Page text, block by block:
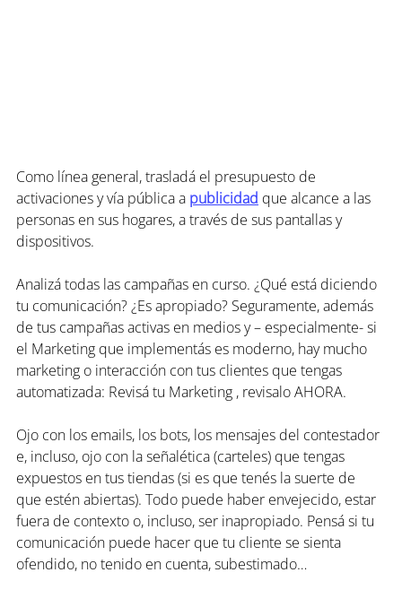
Como línea general, trasladá el presupuesto de
activaciones y vía pública a publicidad que alcance a las
personas en sus hogares, a través de sus pantallas y
dispositivos.
Analizá todas las campañas en curso. ¿Qué está diciendo
tu comunicación? ¿Es apropiado? Seguramente, además
de tus campañas activas en medios y – especialmente- si
el Marketing que implementás es moderno, hay mucho
marketing o interacción con tus clientes que tengas
automatizada: Revisá tu Marketing , revisalo AHORA.
Ojo con los emails, los bots, los mensajes del contestador
e, incluso, ojo con la señalética (carteles) que tengas
expuestos en tus tiendas (si es que tenés la suerte de
que estén abiertas). Todo puede haber envejecido, estar
fuera de contexto o, incluso, ser inapropiado. Pensá si tu
comunicación puede hacer que tu cliente se sienta
ofendido, no tenido en cuenta, subestimado…